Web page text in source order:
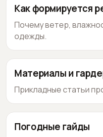
Как формируется
Почему ветер,
одежды.
Материалы и
Прикладные статьи
Погодные гайды